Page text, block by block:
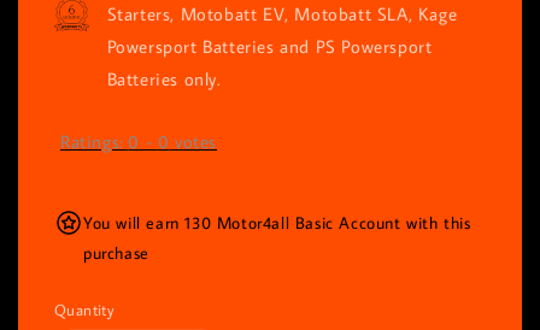
Starters, Motobatt EV, Motobatt SLA, Kage
Powersport Batteries and PS Powersport
Batteries only.
Ratings: 0 - 0 votes
You will earn 130 Motor4all Basic Account with this
purchase
Quantity